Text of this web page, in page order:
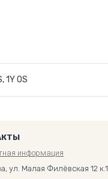
1Y OS
информация
ул. Малая Филёвская 12 к.1